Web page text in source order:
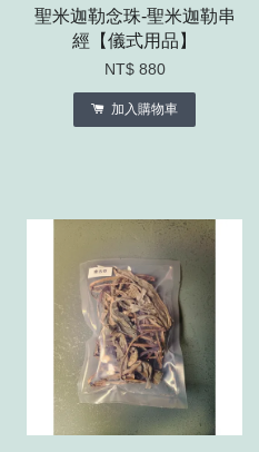
聖米迦勒念珠-聖米迦勒串
經【儀式用品】
NT$ 880
加入購物車